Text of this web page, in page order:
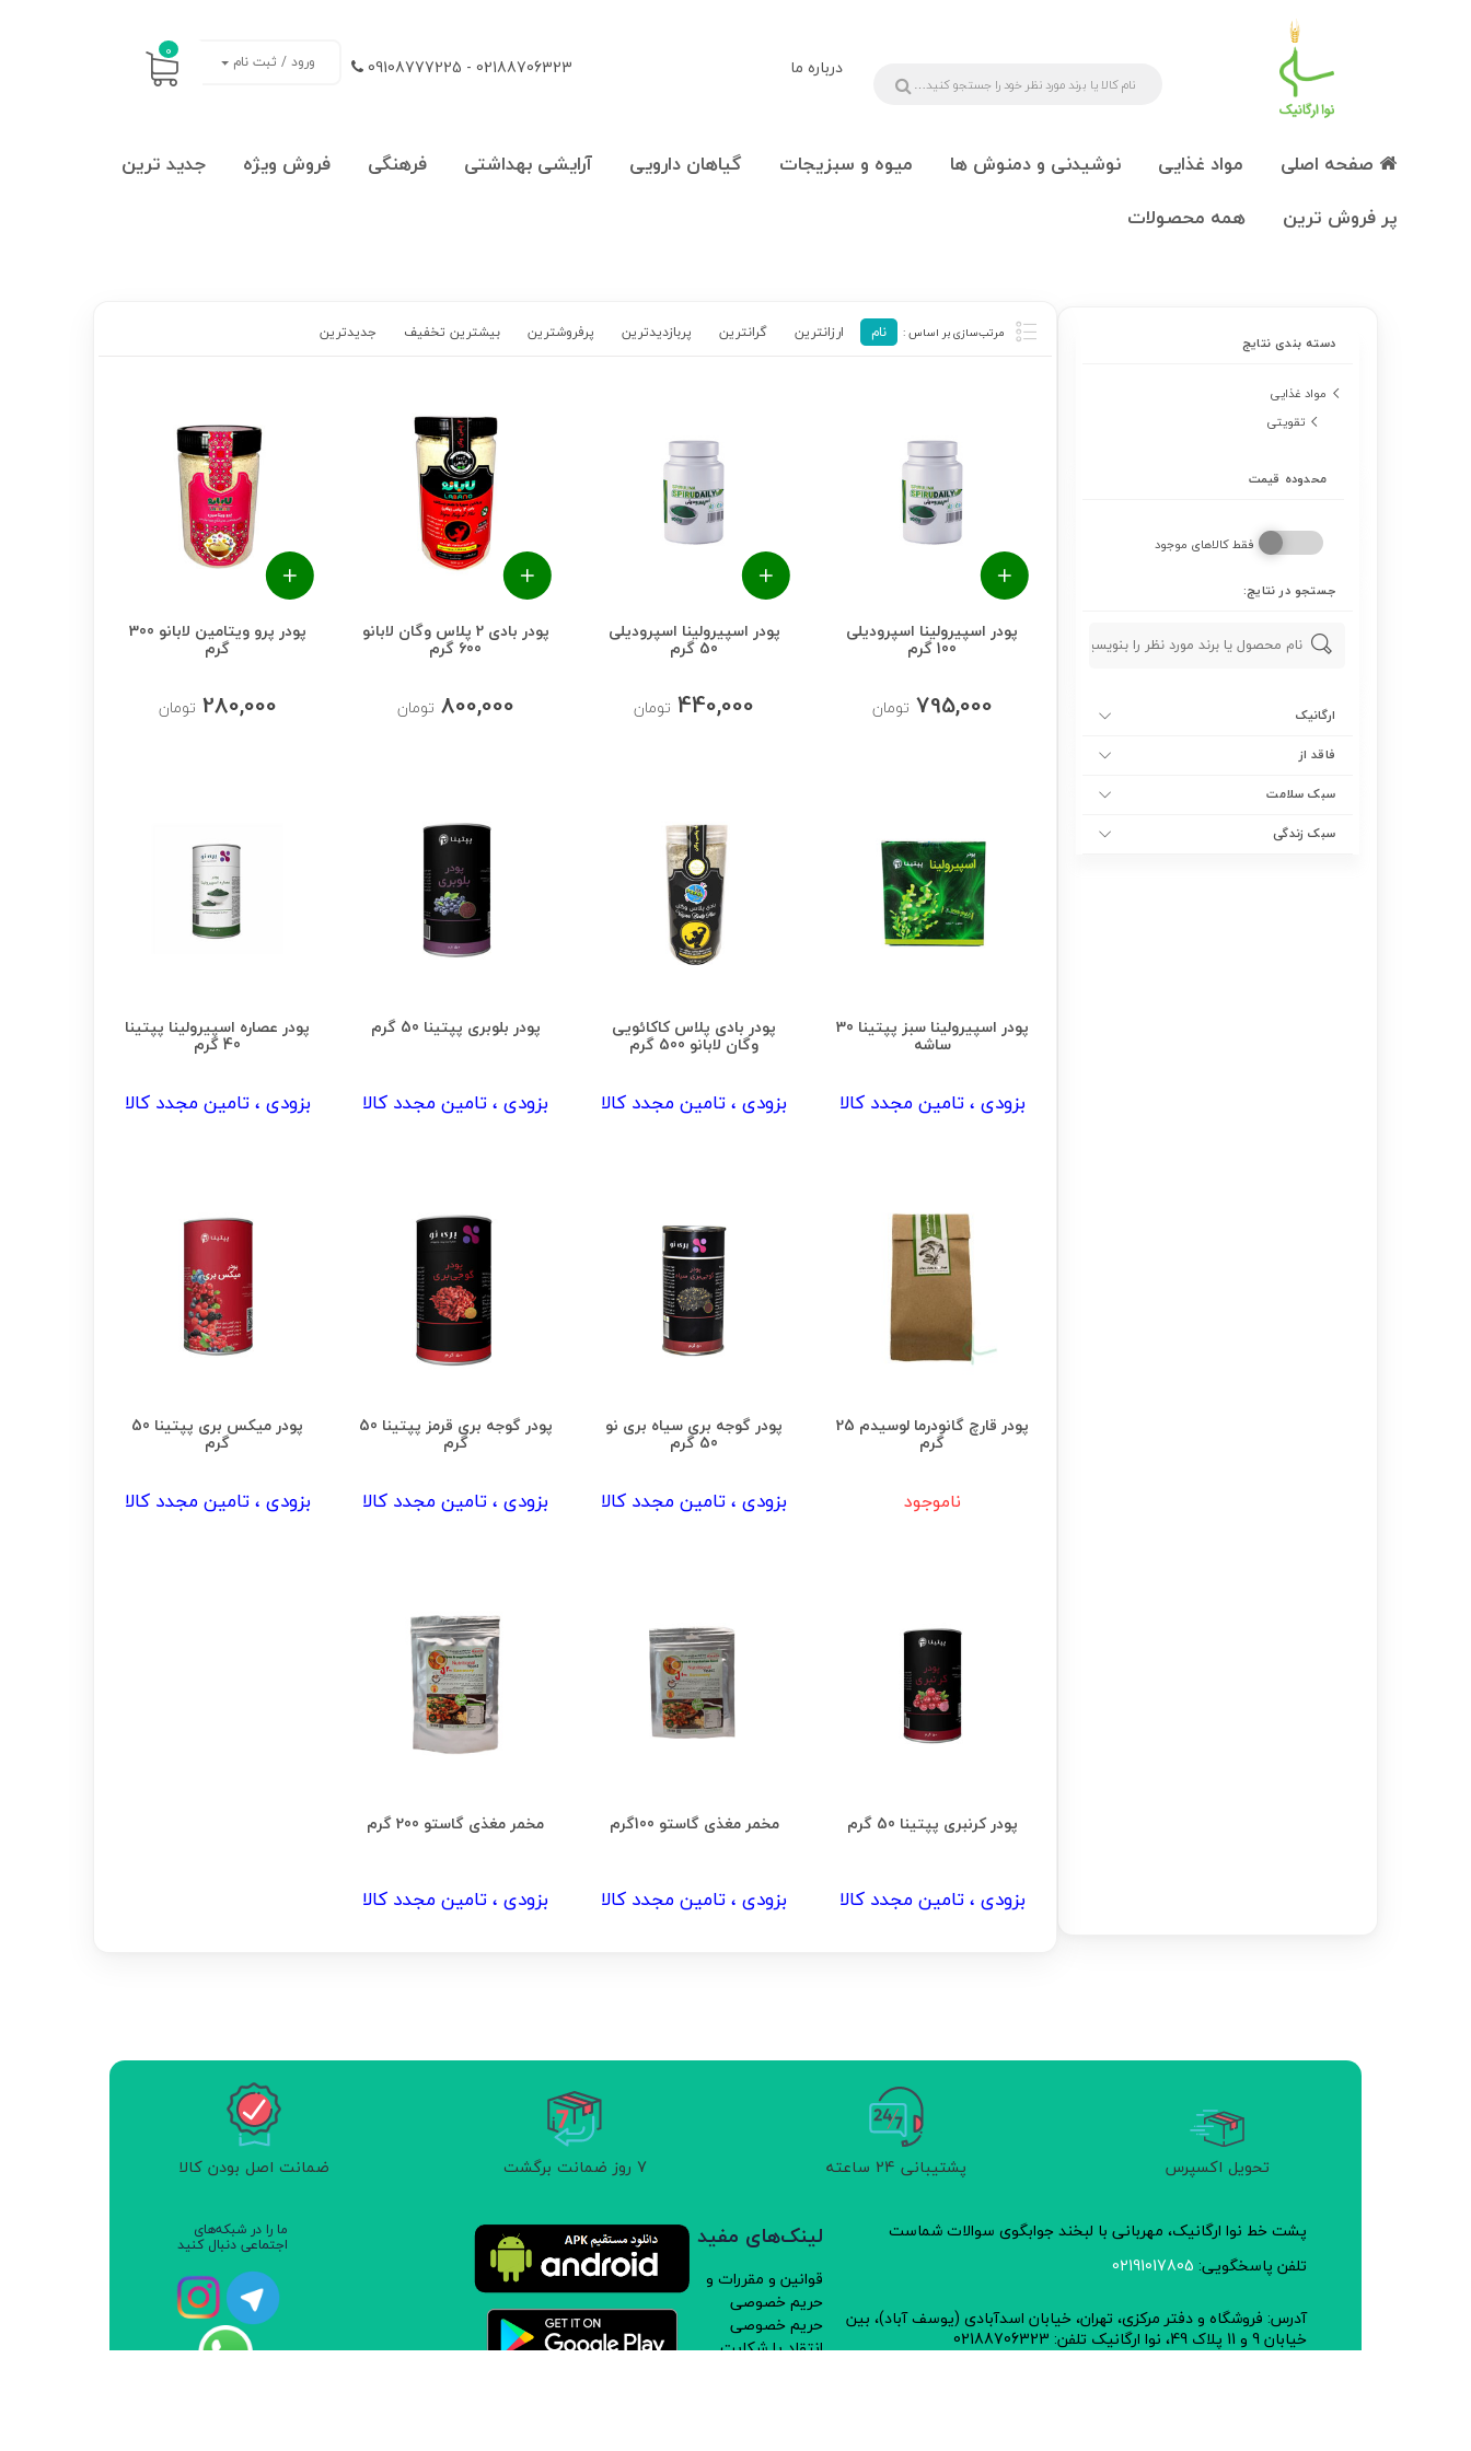
درباره ما 02188706323 - 09108777225 ورود / ثبت نام 0
صفحه اصلی مواد غذایی نوشیدنی و دمنوش ها میوه و سبزیجات گیاهان دارویی آرایشی بهداشتی فرهنگی فروش ویژه
جدید ترین
پر فروش ترین
همه محصولات
دسته بندی نتایج
مواد غذایی
تقویتی
محدوده قیمت
فقط کالاهای موجود
جستجو در نتایج:
ارگانیک
فاقد از
سبک سلامت
سبک زندگی
نام ارزانترین گرانترین پربازدیدترین‌ پرفروشترین بیشترین تخفیف جدیدترین
پودر اسپیرولینا اسپرودیلی
100 گرم
795,000 تومان
پودر اسپیرولینا اسپرودیلی
50 گرم
440,000 تومان
پودر بادی 2 پلاس وگان لابانو
600 گرم
800,000 تومان
پودر پرو ویتامین لابانو 300
گرم
280,000 تومان
پودر اسپیرولینا سبز پپتینا 30
ساشه
بزودی ، تامین مجدد کالا
پودر بادی پلاس کاکائویی
وگان لابانو 500 گرم
بزودی ، تامین مجدد کالا
پودر بلوبری پپتینا 50 گرم
بزودی ، تامین مجدد کالا
پودر عصاره اسپیرولینا پپتینا
40 گرم
بزودی ، تامین مجدد کالا
پودر قارچ گانودرما لوسیدم 25
گرم
ناموجود
پودر گوجه بری سیاه بری نو
50 گرم
بزودی ، تامین مجدد کالا
پودر گوجه بری قرمز پپتینا 50
گرم
بزودی ، تامین مجدد کالا
پودر میکس بری پپتینا 50
گرم
بزودی ، تامین مجدد کالا
پودر کرنبری پپتینا 50 گرم
بزودی ، تامین مجدد کالا
مخمر مغذی گاستو 100گرم
بزودی ، تامین مجدد کالا
مخمر مغذی گاستو 200 گرم
بزودی ، تامین مجدد کالا
تحویل اکسپرس پشتیبانی 24 ساعته 7 روز ضمانت برگشت ضمانت اصل بودن کالا
پشت خط نوا ارگانیک، مهربانی با لبخند جوابگوی سوالات شماست
تلفن پاسخگویی: 02191017805
آدرس: فروشگاه و دفتر مرکزی، تهران، خیابان اسدآبادی (یوسف آباد)، بین
خیابان 9 و 11 پلاک 49، نوا ارگانیک تلفن: 02188706323
لینک‌های مفید
قوانین و مقررات و
حریم خصوصی
حریم خصوصی
انتقاد یا شکایت
ما را در شبکه‌های
اجتماعی دنبال کنید